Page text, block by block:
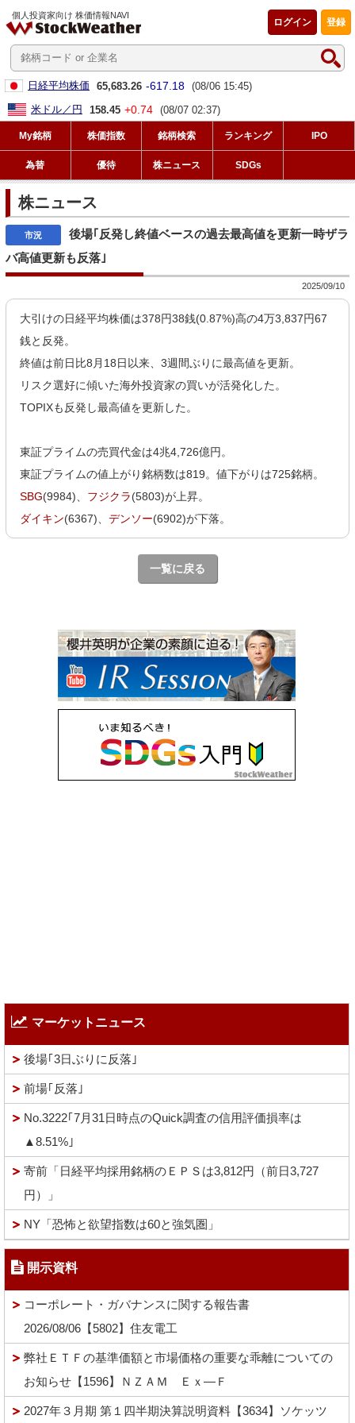
個人投資家向け 株価情報NAVI
登録
ログイン
日経平均株価 65,683.26 -617.18 (08/06 15:45)
米ドル／円
158.45 +0.74 (08/07 02:37)
My銘柄 株価指数 銘柄検索 ランキング IPO
為替 優待 株ニュース SDGs
株ニュース
後場｢反発し終値ベースの過去最高値を更新一時ザラ
バ高値更新も反落｣
2025/09/10
大引けの日経平均株価は378円38銭(0.87%)高の4万3,837円67
銭と反発。
終値は前日比8月18日以来、3週間ぶりに最高値を更新。
リスク選好に傾いた海外投資家の買いが活発化した。
TOPIXも反発し最高値を更新した。
東証プライムの売買代金は4兆4,726億円。
東証プライムの値上がり銘柄数は819。値下がりは725銘柄。
SBG(9984)、 フジクラ(5803)が上昇。
ダイキン(6367)、デンソー(6902)が下落。
一覧に戻る
マーケットニュース
後場｢3日ぶりに反落｣
前場｢反落｣
No.3222｢7月31日時点のQuick調査の信用評価損率は
▲8.51%｣
寄前「日経平均採用銘柄のＥＰＳは3,812円（前日3,727
円）」
NY「恐怖と欲望指数は60と強気圏」
開示資料
コーポレート・ガバナンスに関する報告書
2026/08/06【5802】住友電工
弊社ＥＴＦの基準価額と市場価格の重要な乖離についての
お知らせ【1596】ＮＺＡＭ Ｅｘ―Ｆ
2027年３月期 第１四半期決算説明資料【3634】ソケッツ